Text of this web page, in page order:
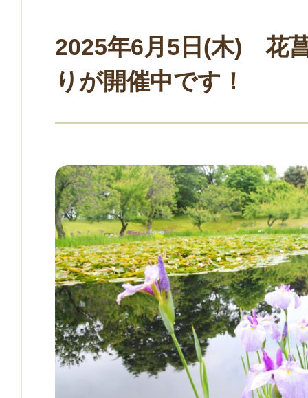
2025年6月5日(木) 花
りが開催中です！